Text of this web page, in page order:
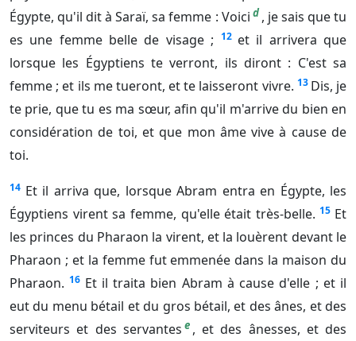
Égypte, qu'il dit à Saraï, sa femme : Voici d , je sais que tu
es une femme belle de visage ; 12 et il arrivera que
lorsque les Égyptiens te verront, ils diront : C'est sa
femme ; et ils me tueront, et te laisseront vivre. 13 Dis, je
te prie, que tu es ma sœur, afin qu'il m'arrive du bien en
considération de toi, et que mon âme vive à cause de
toi.
14 Et il arriva que, lorsque Abram entra en Égypte, les
Égyptiens virent sa femme, qu'elle était très-belle. 15 Et
les princes du Pharaon la virent, et la louèrent devant le
Pharaon ; et la femme fut emmenée dans la maison du
Pharaon. 16 Et il traita bien Abram à cause d'elle ; et il
eut du menu bétail et du gros bétail, et des ânes, et des
serviteurs et des servantes e , et des ânesses, et des